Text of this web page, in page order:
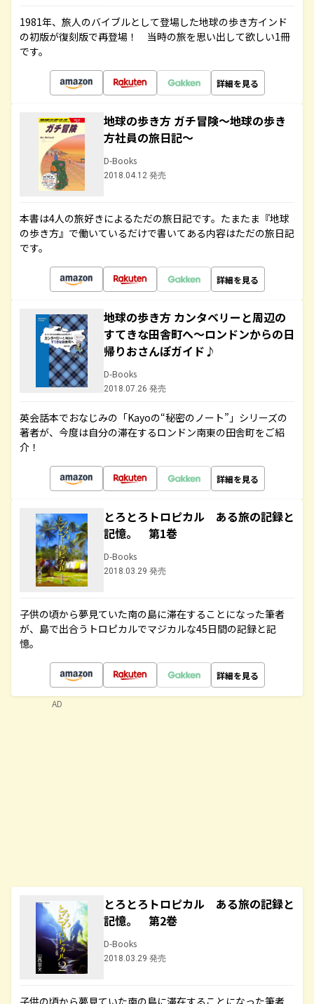
1981年、旅人のバイブルとして登場した地球の歩き方インド
の初版が復刻版で再登場！ 当時の旅を思い出して欲しい1冊
です。
詳細を見る
地球の歩き方 ガチ冒険～地球の歩き
方社員の旅日記～
D-Books
2018.04.12 発売
本書は4人の旅好きによるただの旅日記です。たまたま『地球
の歩き方』で働いているだけで書いてある内容はただの旅日記
です。
詳細を見る
地球の歩き方 カンタベリーと周辺の
すてきな田舎町へ～ロンドンからの日
帰りおさんぽガイド♪
D-Books
2018.07.26 発売
英会話本でおなじみの「Kayoの“秘密のノート”」シリーズの
著者が、今度は自分の滞在するロンドン南東の田舎町をご紹
介！
詳細を見る
とろとろトロピカル ある旅の記録と
記憶。 第1巻
D-Books
2018.03.29 発売
子供の頃から夢見ていた南の島に滞在することになった筆者
が、島で出合うトロピカルでマジカルな45日間の記録と記
憶。
詳細を見る
とろとろトロピカル ある旅の記録と
記憶。 第2巻
D-Books
2018.03.29 発売
子供の頃から夢見ていた南の島に滞在することになった筆者
AD